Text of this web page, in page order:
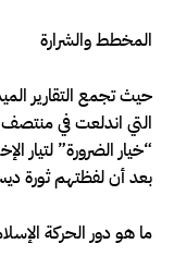
المخطط والشرارة
حيث تجمع التقارير
“خيار الضرورة” لتيار
بعد أن لفظتهم ثورة
ما هو دور الحركة